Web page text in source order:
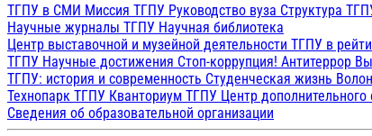
ТГПУ в СМИ Миссия ТГПУ Руководство вуза Структура
Научные журналы ТГПУ Научная библиотека
Центр выставочной и музейной деятельности ТГПУ в
ТГПУ Научные достижения Стоп-коррупция! Антитеррор
ТГПУ: история и современность Студенческая жизнь
Технопарк ТГПУ Кванториум ТГПУ Центр дополнительного
Сведения об образовательной организации